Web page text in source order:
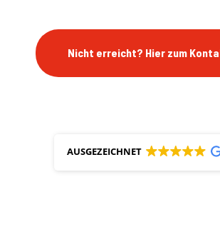
Nicht erreicht? Hier zum
AUSGEZEICHNET